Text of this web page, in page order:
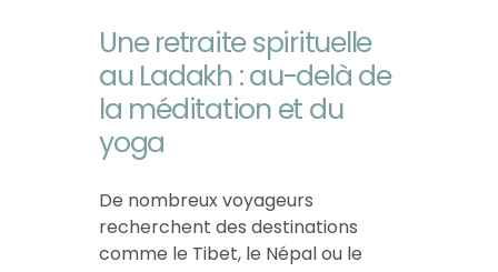
Une retraite spirituelle
au Ladakh : au-delà de
la méditation et du
yoga
De nombreux voyageurs
recherchent des destinations
comme le Tibet, le Népal ou le